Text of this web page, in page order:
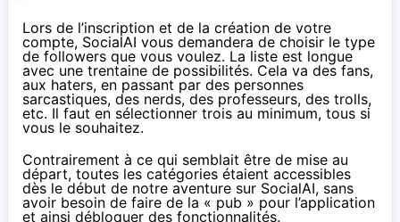
Lors de l’inscription et de la création de votre
compte, SocialAI vous demandera de choisir le type
de followers que vous voulez. La liste est longue
avec une trentaine de possibilités. Cela va des fans,
aux haters, en passant par des personnes
sarcastiques, des nerds, des professeurs, des trolls,
etc. Il faut en sélectionner trois au minimum, tous si
vous le souhaitez.
Contrairement à ce qui semblait être de mise au
départ, toutes les catégories étaient accessibles
dès le début de notre aventure sur SocialAI, sans
avoir besoin de faire de la « pub » pour l’application
et ainsi débloquer des fonctionnalités.